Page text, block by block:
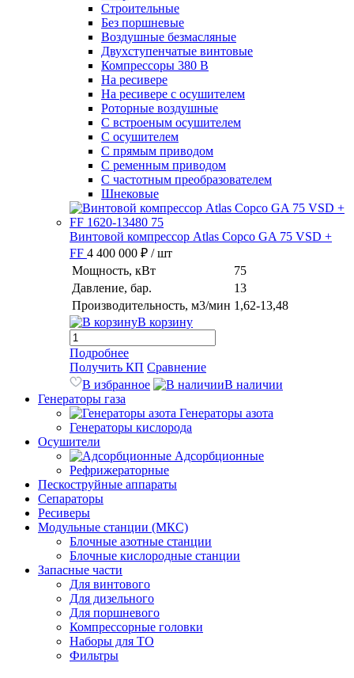
Cтроительные
Без поршневые
Воздушные безмасляные
Двухступенчатые винтовые
Компрессоры 380 В
На ресивере
На ресивере с осушителем
Роторные воздушные
С встроеным осушителем
С осушителем
С прямым приводом
С ременным приводом
С частотным преобразователем
Шнековые
Винтовой компрессор Atlas Copco GA 75 VSD +
FF 4 400 000 ₽ / шт
Мощность, кВт
75
Давление, бар.
13
Производительность, м3/мин 1,62-13,48
В корзину
Подробнее
Получить КП Сравнение
В избранное
В наличии
Генераторы газа
Генераторы азота
Генераторы кислорода
Осушители
Адсорбционные
Рефрижераторные
Пескоструйные аппараты
Сепараторы
Ресиверы
Модульные станции (МКС)
Блочные азотные станции
Блочные кислородные станции
Запасные части
Для винтового
Для дизельного
Для поршневого
Компрессорные головки
Наборы для ТО
Фильтры